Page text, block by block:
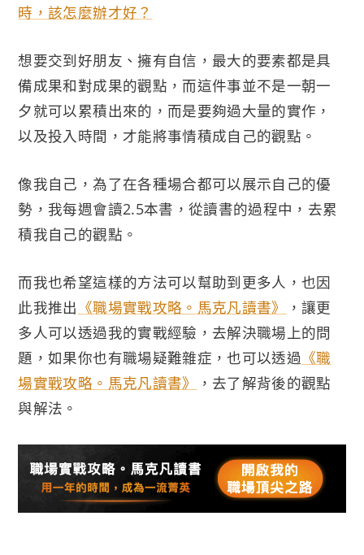
時，該怎麼辦才好？
想要交到好朋友、擁有自信，最大的要素都是具
備成果和對成果的觀點，而這件事並不是一朝一
夕就可以累積出來的，而是要夠過大量的實作，
以及投入時間，才能將事情積成自己的觀點。
像我自己，為了在各種場合都可以展示自己的優
勢，我每週會讀2.5本書，從讀書的過程中，去累
積我自己的觀點。
而我也希望這樣的方法可以幫助到更多人，也因
此我推出 《職場實戰攻略。馬克凡讀書》
，讓更
多人可以透過我的實戰經驗，去解決職場上的問
題，如果你也有職場疑難雜症，也可以透過 《職
場實戰攻略。馬克凡讀書》
，去了解背後的觀點
與解法。